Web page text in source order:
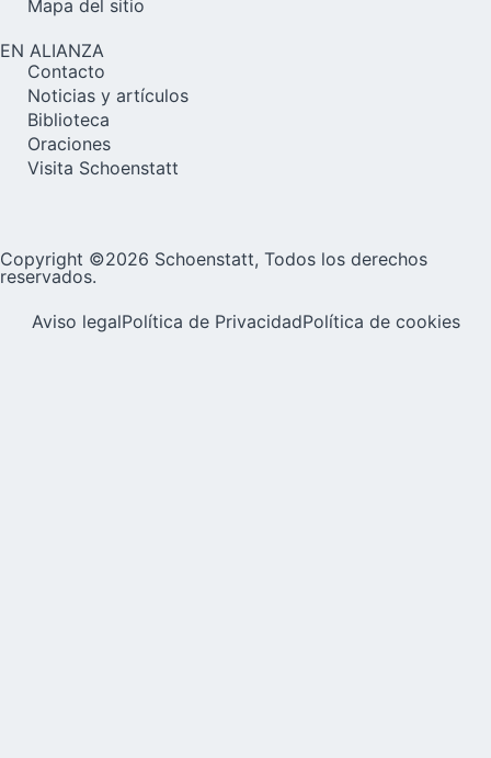
Mapa del sitio
EN ALIANZA
Contacto
Noticias y artículos
Biblioteca
Oraciones
Visita Schoenstatt
Copyright ©2026 Schoenstatt, Todos los derechos
reservados.
Aviso legalPolítica de PrivacidadPolítica de cookies